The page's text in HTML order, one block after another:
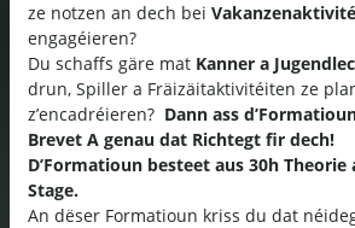
ze notzen an dech bei
engagéieren?
Du schaffs gäre mat Kanner a
drun, Spiller a Fräizäitaktivitéiten ze
z’encadréieren? Dann ass
Brevet A genau dat Richtegt fir dech!
D’Formatioun besteet aus 30h Theorie
Stage.
An dëser Formatioun kriss du dat